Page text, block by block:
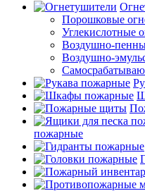
Порошковые
Углекислотные
Воздушно-
Воздушно-
пожарные